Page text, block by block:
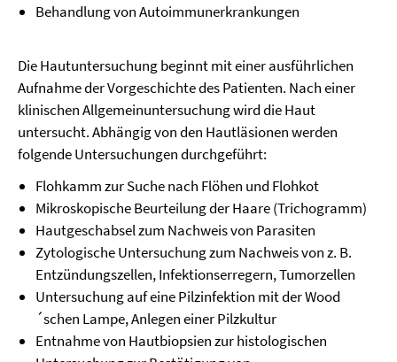
Behandlung von Autoimmunerkrankungen
Die Hautuntersuchung beginnt mit einer ausführlichen
Aufnahme der Vorgeschichte des Patienten. Nach einer
klinischen Allgemeinuntersuchung wird die Haut
untersucht. Abhängig von den Hautläsionen werden
folgende Untersuchungen durchgeführt:
Flohkamm zur Suche nach Flöhen und Flohkot
Mikroskopische Beurteilung der Haare (Trichogramm)
Hautgeschabsel zum Nachweis von Parasiten
Zytologische Untersuchung zum Nachweis von z. B.
Entzündungszellen, Infektionserregern, Tumorzellen
Untersuchung auf eine Pilzinfektion mit der Wood
´schen Lampe, Anlegen einer Pilzkultur
Entnahme von Hautbiopsien zur histologischen